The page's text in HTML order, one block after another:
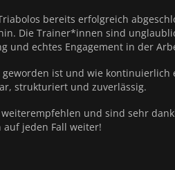
bereits erfolgreich
Die Trainer*innen sind
und echtes Engagement in der
geworden ist und wie
strukturiert und zuverlässig.
und sind sehr
jeden Fall weiter!